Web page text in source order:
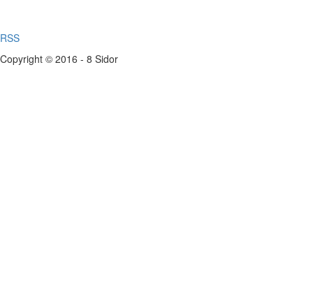
RSS
Copyright © 2016 - 8 Sidor